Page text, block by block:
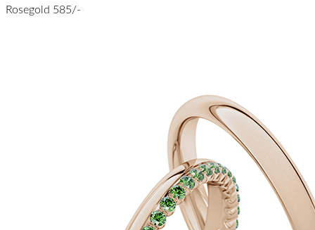
Rosegold 585/-